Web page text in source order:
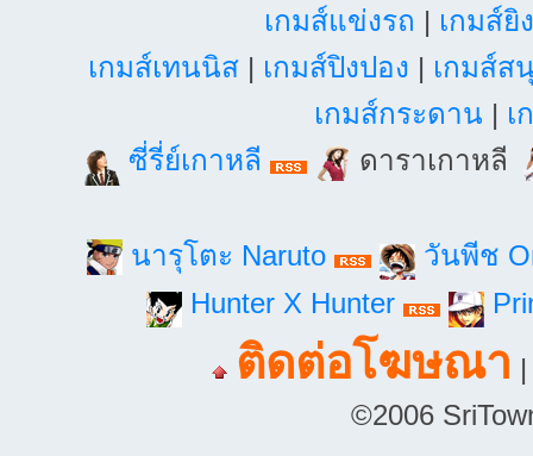
เกมส์แข่งรถ | เกมส์ยิ
เกมส์เทนนิส| เกมส์ปิงปอง | เกมส์ส
เกมส์กระดาน | เ
ซี่รี่ย์เกาหลี
ดาราเกาหลี
นารุโตะ Naruto
วันพีช
Hunter X Hunter
ติดต่อโฆษณา
©2006